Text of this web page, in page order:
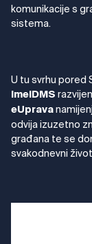
komunikacije s
sistema.
U tu svrhu pored
ImelDMS
eUprava
odvija izuzetno
građana te se
svakodnevni